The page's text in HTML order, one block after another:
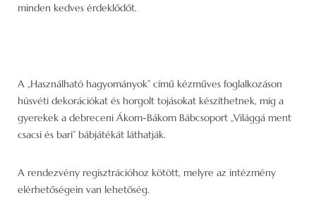
minden kedves érdeklődőt.
A „Használható hagyományok” című kézműves foglalkozáson
húsvéti dekorációkat és horgolt tojásokat készíthetnek, míg a
gyerekek a debreceni Ákom-Bákom Bábcsoport „Világgá ment
csacsi és bari” bábjátékát láthatják.
A rendezvény regisztrációhoz kötött, melyre az intézmény
elérhetőségein van lehetőség.